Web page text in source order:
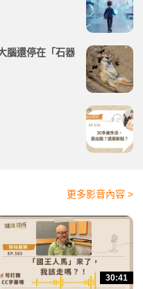
腦還停在「石器
更多影音內容 >
30:41